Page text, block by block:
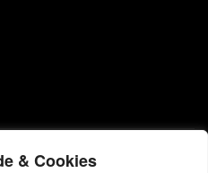
& Cookies